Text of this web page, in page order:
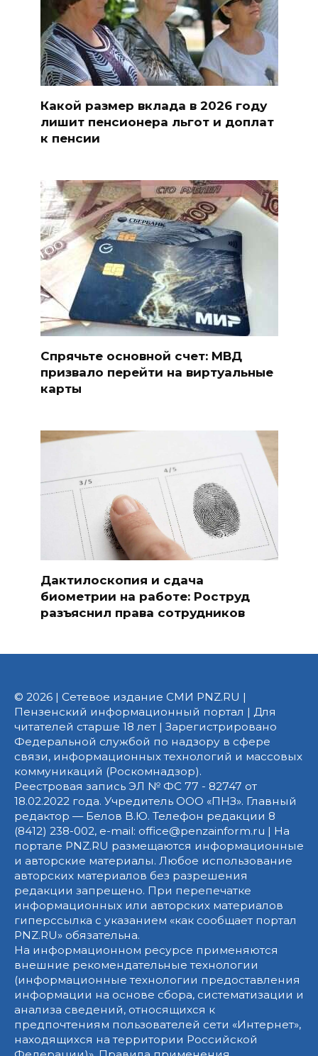
Какой размер вклада в 2026 году
лишит пенсионера льгот и доплат
к пенсии
Спрячьте основной счет: МВД
призвало перейти на виртуальные
карты
Дактилоскопия и сдача
биометрии на работе: Роструд
разъяснил права сотрудников
© 2026 | Сетевое издание СМИ PNZ.RU |
Пензенский информационный портал | Для
читателей старше 18 лет | Зарегистрировано
Федеральной службой по надзору в сфере
связи, информационных технологий и массовых
коммуникаций (Роскомнадзор).
Реестровая запись ЭЛ № ФС 77 - 82747 от
18.02.2022 года. Учредитель ООО «ПНЗ». Главный
редактор — Белов В.Ю. Телефон редакции 8
(8412) 238-002, e-mail: office@penzainform.ru | На
портале PNZ.RU размещаются информационные
и авторские материалы. Любое использование
авторских материалов без разрешения
редакции запрещено. При перепечатке
информационных или авторских материалов
гиперссылка с указанием «как сообщает портал
PNZ.RU» обязательна.
На информационном ресурсе применяются
внешние рекомендательные технологии
(информационные технологии предоставления
информации на основе сбора, систематизации и
анализа сведений, относящихся к
предпочтениям пользователей сети «Интернет»,
находящихся на территории Российской